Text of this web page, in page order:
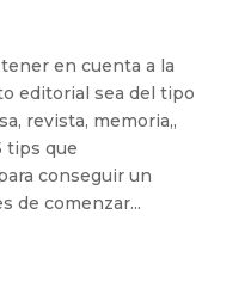
en cuenta a la
editorial sea del tipo
revista, memoria,,
tips que
conseguir un
de comenzar...